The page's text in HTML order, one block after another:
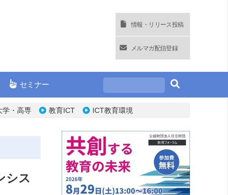
情報・リリース投稿
メルマガ配信登録
セミナー
学・高専 教育ICT ICT教育環境
シス